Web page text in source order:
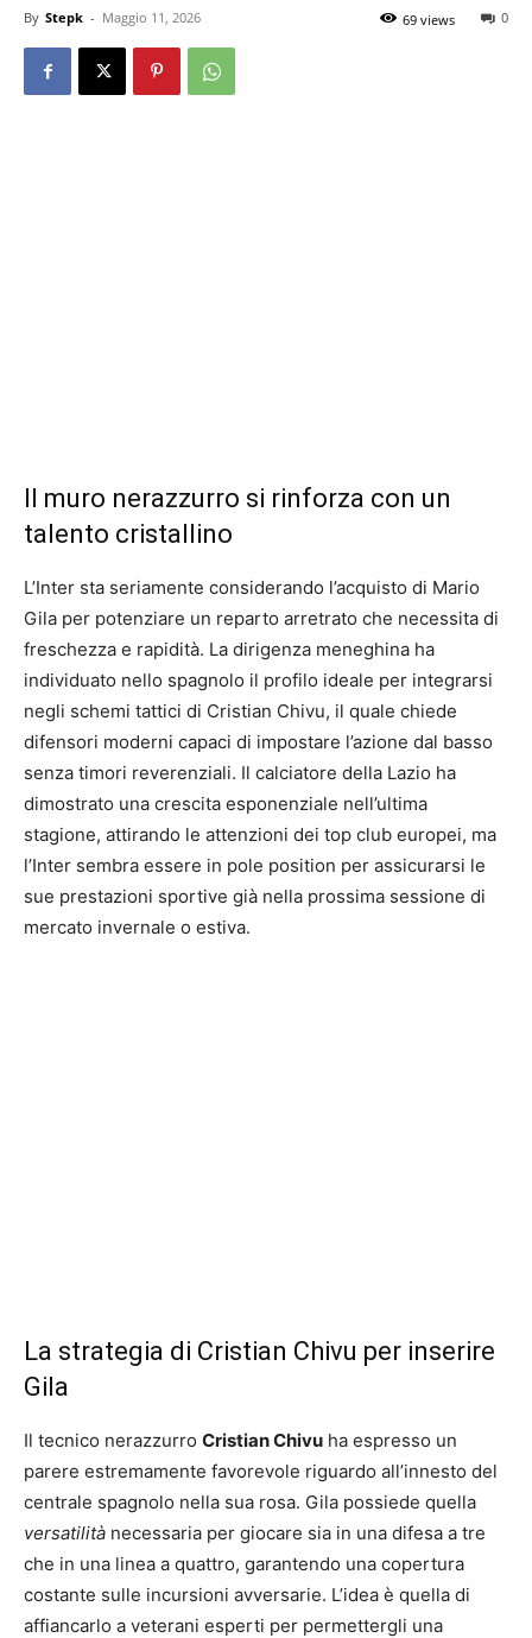
By Stepk - Maggio 11, 2026 0
69 views
Il muro nerazzurro si rinforza con un
talento cristallino
L’Inter sta seriamente considerando l’acquisto di Mario
Gila per potenziare un reparto arretrato che necessita di
freschezza e rapidità. La dirigenza meneghina ha
individuato nello spagnolo il profilo ideale per integrarsi
negli schemi tattici di Cristian Chivu, il quale chiede
difensori moderni capaci di impostare l’azione dal basso
senza timori reverenziali. Il calciatore della Lazio ha
dimostrato una crescita esponenziale nell’ultima
stagione, attirando le attenzioni dei top club europei, ma
l’Inter sembra essere in pole position per assicurarsi le
sue prestazioni sportive già nella prossima sessione di
mercato invernale o estiva.
La strategia di Cristian Chivu per inserire
Gila
Il tecnico nerazzurro Cristian Chivu ha espresso un
parere estremamente favorevole riguardo all’innesto del
centrale spagnolo nella sua rosa. Gila possiede quella
versatilità necessaria per giocare sia in una difesa a tre
che in una linea a quattro, garantendo una copertura
costante sulle incursioni avversarie. L’idea è quella di
affiancarlo a veterani esperti per permettergli una